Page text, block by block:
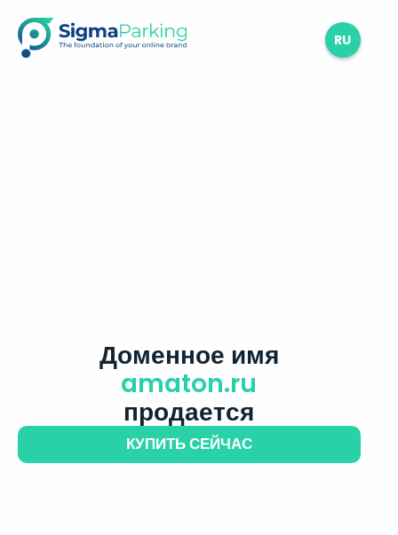
RU
Доменное имя
amaton.ru
продается
КУПИТЬ СЕЙЧАС